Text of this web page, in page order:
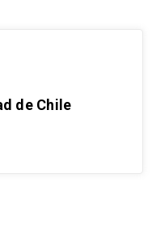
de Chile